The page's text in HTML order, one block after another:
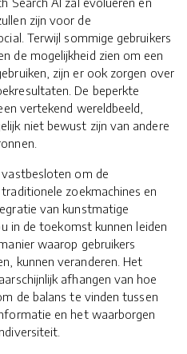
zijn voor de
Terwijl sommige gebruikers
de mogelijkheid zien om een
zijn er ook zorgen over
De beperkte
vertekend wereldbeeld,
niet bewust zijn van andere
om de
zoekmachines en
van kunstmatige
in de toekomst kunnen leiden
waarop gebruikers
kunnen veranderen. Het
afhangen van hoe
de balans te vinden tussen
en het waarborgen